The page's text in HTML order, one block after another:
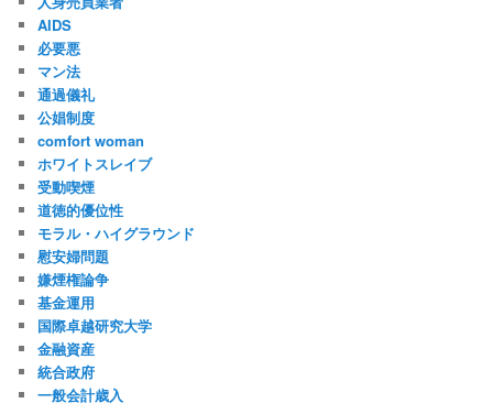
AIDS
必要悪
マン法
通過儀礼
公娼制度
comfort woman
ホワイトスレイブ
受動喫煙
道徳的優位性
モラル・ハイグラウンド
慰安婦問題
嫌煙権論争
基金運用
国際卓越研究大学
金融資産
統合政府
一般会計歳入